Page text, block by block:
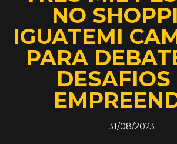
NO
IGUATEMI
PARA
DESAFIOS
31/08/2023